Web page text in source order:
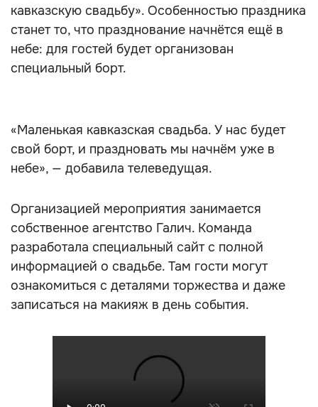
кавказскую свадьбу». Особенностью праздника
станет то, что празднование начнётся ещё в
небе: для гостей будет организован
специальный борт.
«Маленькая кавказская свадьба. У нас будет
свой борт, и праздновать мы начнём уже в
небе», — добавила телеведущая.
Организацией мероприятия занимается
собственное агентство Галич. Команда
разработала специальный сайт с полной
информацией о свадьбе. Там гости могут
ознакомиться с деталями торжества и даже
записаться на макияж в день события.